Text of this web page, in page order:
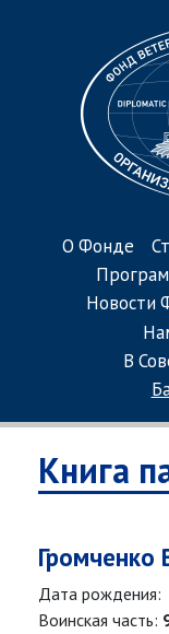
О Фонде
Новости
В
Книга
Громченко
Дата рождения:
Воинская часть: